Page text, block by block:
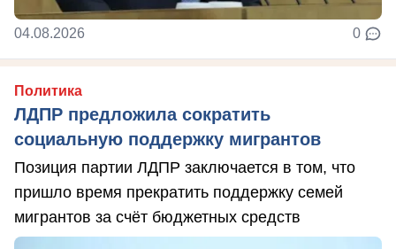
04.08.2026 0
Политика
ЛДПР предложила сократить
социальную поддержку мигрантов
Позиция партии ЛДПР заключается в том, что
пришло время прекратить поддержку семей
мигрантов за счёт бюджетных средств